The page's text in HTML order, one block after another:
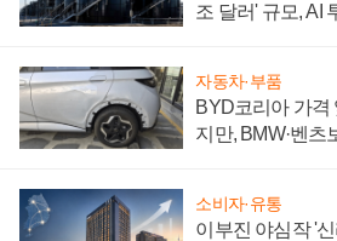
조 달러' 규모, AI
자동차·부품
BYD코리아 가격
지만, BMW·벤츠
소비자·유통
이부진 야심작 '